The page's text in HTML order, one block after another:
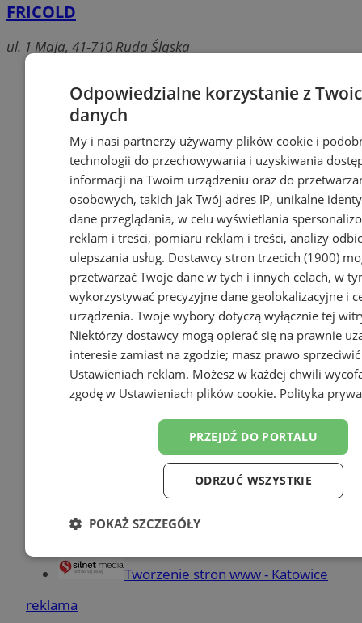
FRICOLD
ul. 1 Maja, 41-710 Ruda Śląska
Dodaj firmę
Pozostałe firmy w kategorii
Bezpłatne kierunki medyczne
Książeczka sanepidowska online
Doradztwo podatkowe dla Ciebie
Największy sklep z częściami
Sprawdź jak wypełnić wniosek o
Tworzenie stron www - Katowice
reklama
Odpowiedzialne korzystanie z
danych
My i nasi partnerzy używamy plików cookie i
technologii do przechowywania i uzyskiwania
informacji na Twoim urządzeniu oraz do
osobowych, takich jak Twój adres IP, unikalne
dane przeglądania, w celu wyświetlania
reklam i treści, pomiaru reklam i treści, analizy
ulepszania usług. Dostawcy stron trzecich (1900)
przetwarzać Twoje dane w tych i innych celach, w
wykorzystywać precyzyjne dane geolokalizacyjne i
urządzenia. Twoje wybory dotyczą wyłącznie tej
Niektórzy dostawcy mogą opierać się na prawnie
interesie zamiast na zgodzie; masz prawo
Ustawieniach reklam. Możesz w każdej chwili
zgodę w Ustawieniach plików cookie. Polityka
PRZEJDŹ DO PORTALU
ODRZUĆ WSZYSTKIE
POKAŻ SZCZEGÓŁY
Niezbędne Wydajność Targetowanie